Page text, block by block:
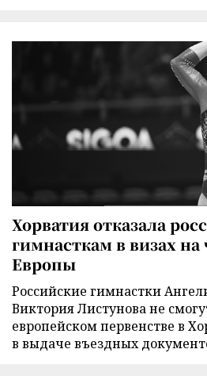
Хорватия отказала
гимнасткам в визах
Европы
Российские гимнастки
Виктория Листунова не
европейском первенстве в
в выдаче въездных